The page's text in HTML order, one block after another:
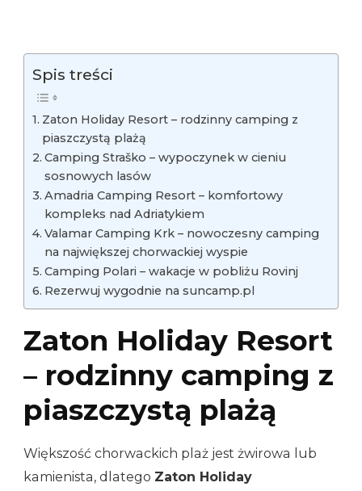
Spis treści
Zaton Holiday Resort – rodzinny camping z
piaszczystą plażą
Camping Straško – wypoczynek w cieniu
sosnowych lasów
Amadria Camping Resort – komfortowy
kompleks nad Adriatykiem
Valamar Camping Krk – nowoczesny camping
na największej chorwackiej wyspie
Camping Polari – wakacje w pobliżu Rovinj
Rezerwuj wygodnie na suncamp.pl
Zaton Holiday Resort
– rodzinny camping z
piaszczystą plażą
Większość chorwackich plaż jest żwirowa lub
kamienista, dlatego Zaton Holiday